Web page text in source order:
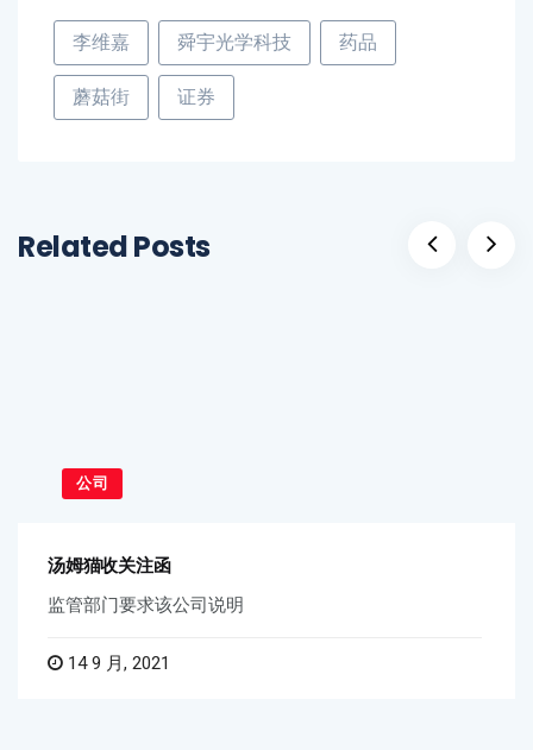
李维嘉 舜宇光学科技 药品
蘑菇街 证券
Related Posts
公司
汤姆猫收关注函
监管部门要求该公司说明
14 9 月, 2021